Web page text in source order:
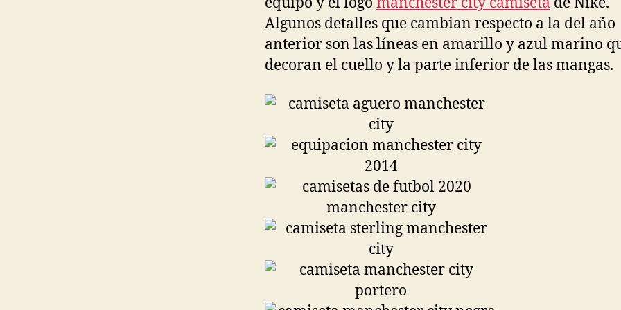
Algunos detalles que cambian respecto a la del año
anterior son las líneas en amarillo y azul marino
decoran el cuello y la parte inferior de las mangas.